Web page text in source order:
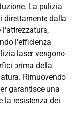
La pulizia
direttamente dalla
l'attrezzatura,
l'efficienza
laser vengono
prima della
Rimuovendo
garantisce una
la resistenza dei